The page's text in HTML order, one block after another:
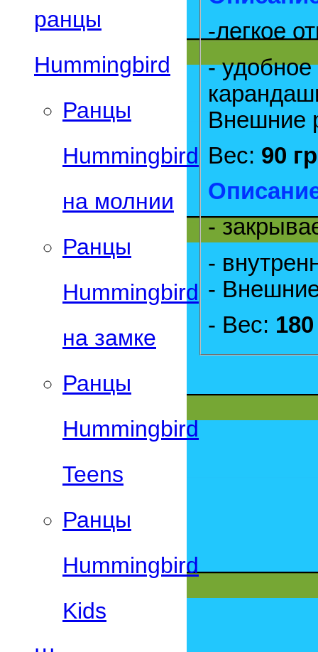
ранцы
Hummingbird
Ранцы
Hummingbird
на молнии
Ранцы
Hummingbird
на замке
Ранцы
Hummingbird
Teens
Ранцы
Hummingbird
Kids
-легкое
- удобное
Внешние
Вес: 90
-
-
-
- Вес: